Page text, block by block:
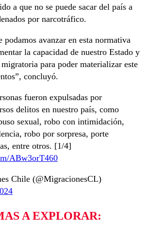
a que no se puede sacar del país a
por narcotráfico.
podamos avanzar en esta normativa
la capacidad de nuestro Estado y
para poder materializar este
concluyó.
fueron expulsadas por
delitos en nuestro país, como
sexual, robo con intimidación,
robo por sorpresa, porte
entre otros. [1/4]
ABw3orT460
Chile (@MigracionesCL)
A EXPLORAR: